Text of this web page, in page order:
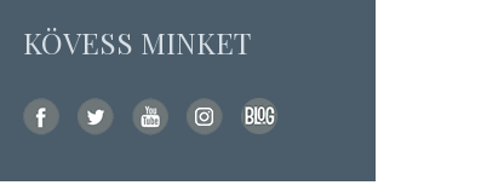
KÖVESS MINKET